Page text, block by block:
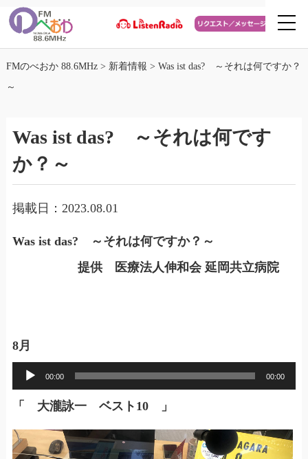
FMのべおか 88.6MHz> 新着情報 > Was ist das? ～それは何ですか？
～
Was ist das? ～それは何です
か？～
掲載日：2023.08.01
Was ist das? ～それは何ですか？～
提供 医療法人伸和会 延岡共立病院
8月
声
プ
レ
ー
00:00 00:00
「 大瀧詠一 ベスト10 」